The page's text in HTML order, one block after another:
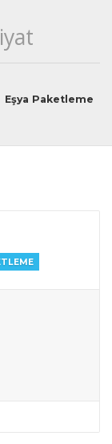
Eşya Paketleme